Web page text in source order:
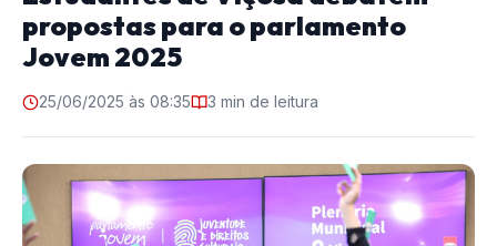
propostas para o parlamento
Jovem 2025
25/06/2025 às 08:35 3 min de leitura